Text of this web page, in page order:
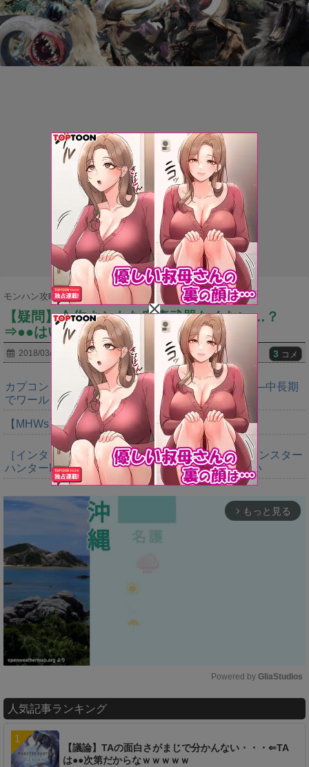
モンハン攻略まとめ隊 > ネタ・雑談
【疑問】今作まともな麻痺武器なくない…？
⇒●●はいいぞｗｗｗｗｗｗ
2018/03/11 3 コメ
カプコン「『モンハンワイルズ』販売は“改善傾向”―中長期
でワールド超え目指す」
【MHWs】なぁ…トリマックスってなに？
［インタビュー］距離を超えて，一緒に狩る。「モンスター
ハンターNow」の新機能 フレンドリンク開発の狙い
arrow_forward_ios もっと見る
u
e
Powered by GliaStudios
人気記事ランキング
【議論】TAの面白さがまじで分かんない・・・⇐TA
は●●次第だからなｗｗｗｗｗ